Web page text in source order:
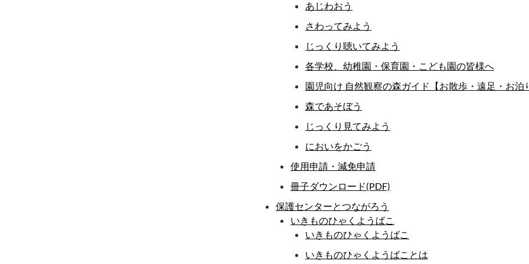
あじわおう
さわってみよう
じっくり聴いてみよう
各学校、幼稚園・保育園・こども園の皆様へ
園児向け 自然観察の森ガイド【お散歩・遠足・お泊
森であそぼう
じっくり見てみよう
においをかごう
使用申請・減免申請
冊子ダウンロード(PDF)
保護センターとつながろう
いきものひゃくようばこ
いきものひゃくようばこ
いきものひゃくようばことは